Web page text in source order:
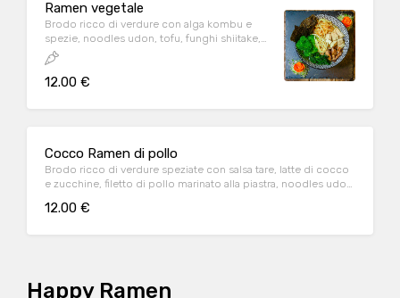
Ramen vegetale
Brodo ricco di verdure con alga kombu e
spezie, noodles udon, tofu, funghi shiitake,
germogli di soia saltati, broccoli, spinaci,
cipollotto fresco, alga nori tostata
12.00 €
Cocco Ramen di pollo
Brodo ricco di verdure speziate con salsa tare, latte di cocco
e zucchine, filetto di pollo marinato alla piastra, noodles udon,
12.00 €
Happy Ramen